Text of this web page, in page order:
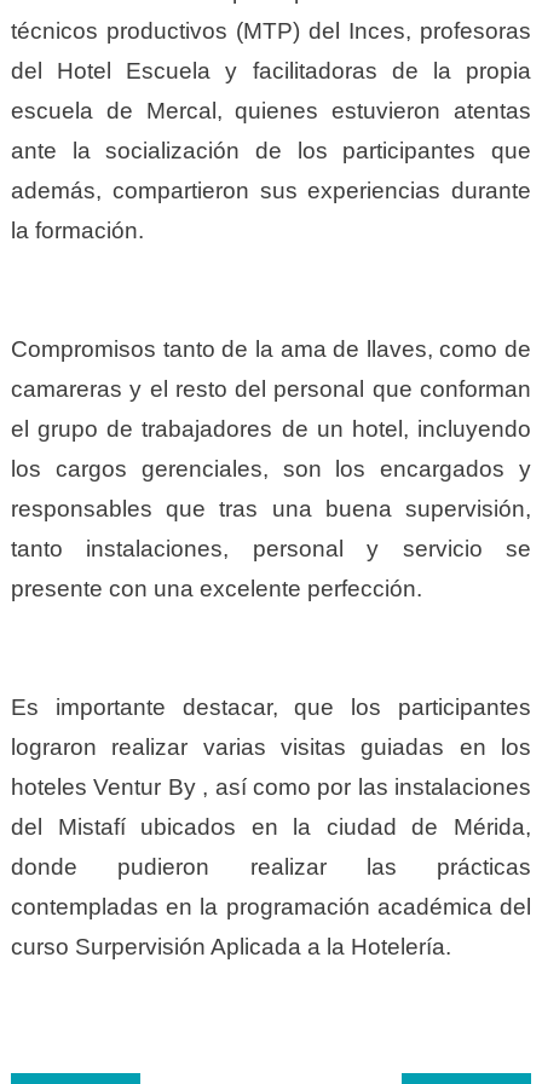
técnicos productivos (MTP) del Inces, profesoras
del Hotel Escuela y facilitadoras de la propia
escuela de Mercal, quienes estuvieron atentas
ante la socialización de los participantes que
además, compartieron sus experiencias durante
la formación.
Compromisos tanto de la ama de llaves, como de
camareras y el resto del personal que conforman
el grupo de trabajadores de un hotel, incluyendo
los cargos gerenciales, son los encargados y
responsables que tras una buena supervisión,
tanto instalaciones, personal y servicio se
presente con una excelente perfección.
Es importante destacar, que los participantes
lograron realizar varias visitas guiadas en los
hoteles Ventur By , así como por las instalaciones
del Mistafí ubicados en la ciudad de Mérida,
donde pudieron realizar las prácticas
contempladas en la programación académica del
curso Surpervisión Aplicada a la Hotelería.